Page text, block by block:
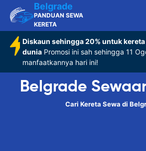
Belgrade
PANDUAN SEWA
KERETA
Diskaun sehingga 20% untuk
dunia Promosi ini sah sehingga 11
manfaatkannya hari ini!
Belgrade
Cari Kereta Sewa di